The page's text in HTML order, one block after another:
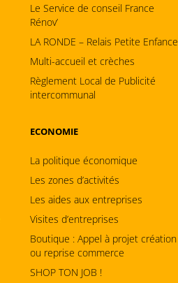
Le Service de conseil France
Rénov’
LA RONDE – Relais Petite Enfance
Multi-accueil et crèches
Règlement Local de Publicité
intercommunal
ECONOMIE
La politique économique
Les zones d’activités
Les aides aux entreprises
Visites d’entreprises
Boutique : Appel à projet création
ou reprise commerce
SHOP TON JOB !